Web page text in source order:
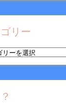
リー